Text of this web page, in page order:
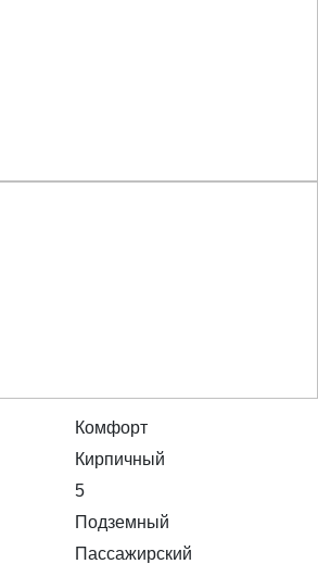
Комфорт
Кирпичный
5
Подземный
Пассажирский